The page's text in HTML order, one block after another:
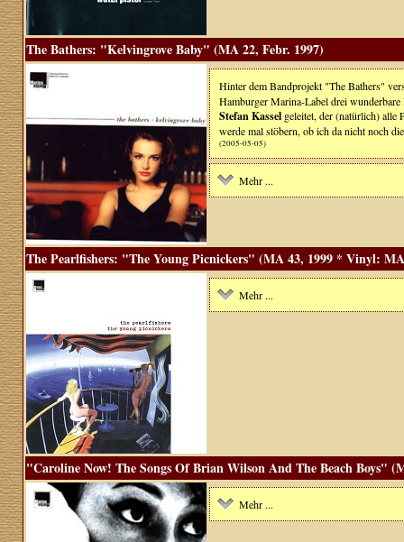
The Bathers: "Kelvingrove Baby" (MA 22, Febr. 1997)
Hinter dem Bandprojekt "The Bathers"
Hamburger Marina-Label drei
Stefan Kasselgeleitet, der (natürlich) alle
werde mal stöbern, ob ich da nicht noch
(2005-05-05)
Mehr ...
The Pearlfishers: "The Young Picnickers" (MA 43, 1999 * Vinyl:
Mehr ...
"Caroline Now! The Songs Of Brian Wilson And The Beach Boys"
Mehr ...